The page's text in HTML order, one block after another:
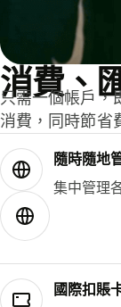
消費、
只需一個帳戶，
消費，同時節省
隨時隨地
集中管理
國際扣賬